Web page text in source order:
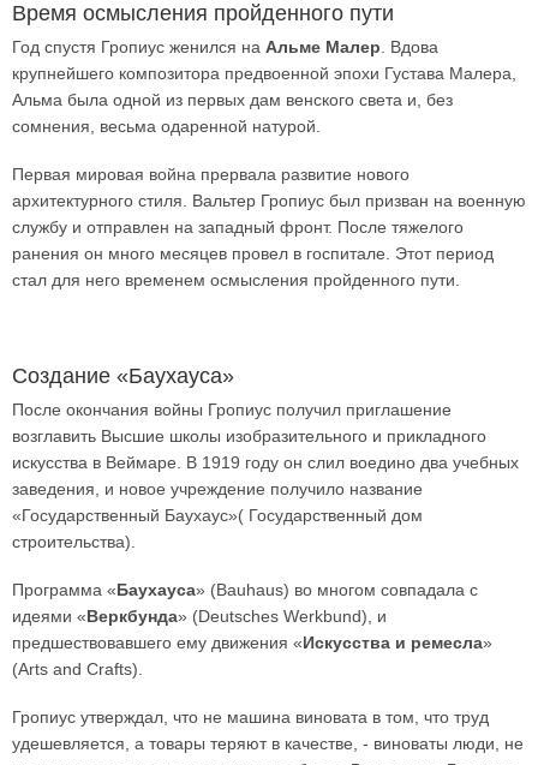
Время осмысления пройденного пути
Год спустя Гропиус женился на Альме Малер . Вдова
крупнейшего композитора предвоенной эпохи Густава Малера,
Альма была одной из первых дам венского света и, без
сомнения, весьма одаренной натурой.
Первая мировая война прервала развитие нового
архитектурного стиля. Вальтер Гропиус был призван на военную
службу и отправлен на западный фронт. После тяжелого
ранения он много месяцев провел в госпитале. Этот период
стал для него временем осмысления пройденного пути.
Создание «Баухауса»
После окончания войны Гропиус получил приглашение
возглавить Высшие школы изобразительного и прикладного
искусства в Веймаре. В 1919 году он слил воедино два учебных
заведения, и новое учреждение получило название
«Государственный Баухаус»( Государственный дом
строительства).
Программа «Баухауса» (Bauhaus) во многом совпадала с
идеями «Веркбунда» (Deutsches Werkbund), и
предшествовавшего ему движения «Искусства и ремесла»
(Arts and Crafts).
Гропиус утверждал, что не машина виновата в том, что труд
удешевляется, а товары теряют в качестве, - виноваты люди, не